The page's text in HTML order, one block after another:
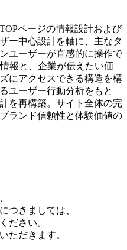
ページの情報設計および
ー中心設計を軸に、主なタ
ユーザーが直感的に操作で
報と、企業が伝えたい価
にアクセスできる構造を構
ユーザー行動分析をもと
を再構築。サイト全体の完
ランド信頼性と体験価値の
つきましては、
ださい。
ただきます。